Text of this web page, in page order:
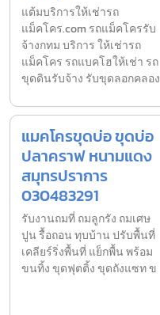
แต้มบริการให้เช่ารถ
แม็คโคร.com รถแม็คโครรับ
จ้างกทม บริการ ให้เช่ารถ
แม็คโคร รถแบคโฮให้เช่า รถ
ขุดดินรับจ้าง รับขุดลอกคลอง
แมคโครขุดบ่อ ขุดบ่อ
ปลาคราฟ หนามแดง
สมุทรปราการ
030483291
รับงานถมที่ ถมลูกรัง ถมเศษ
ปูน รื้อถอน ทุบบ้าน ปรับพื้นที่
เคลียร์ริ่งพื้นที่ แย็กพื้น พร้อม
ขนทิ้ง ขุดฟุตติ้ง ขุดถังแซท ข